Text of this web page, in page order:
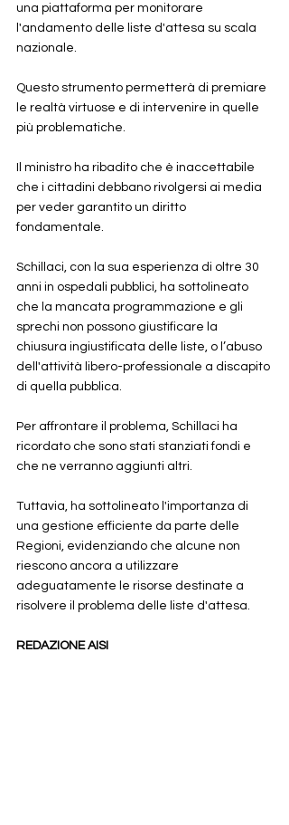
una piattaforma per monitorare
l'andamento delle liste d'attesa su scala
nazionale.
Questo strumento permetterà di premiare
le realtà virtuose e di intervenire in quelle
più problematiche.
Il ministro ha ribadito che è inaccettabile
che i cittadini debbano rivolgersi ai media
per veder garantito un diritto
fondamentale.
Schillaci, con la sua esperienza di oltre 30
anni in ospedali pubblici, ha sottolineato
che la mancata programmazione e gli
sprechi non possono giustificare la
chiusura ingiustificata delle liste, o l’abuso
dell'attività libero-professionale a discapito
di quella pubblica.
Per affrontare il problema, Schillaci ha
ricordato che sono stati stanziati fondi e
che ne verranno aggiunti altri.
Tuttavia, ha sottolineato l'importanza di
una gestione efficiente da parte delle
Regioni, evidenziando che alcune non
riescono ancora a utilizzare
adeguatamente le risorse destinate a
risolvere il problema delle liste d'attesa.
REDAZIONE AISI